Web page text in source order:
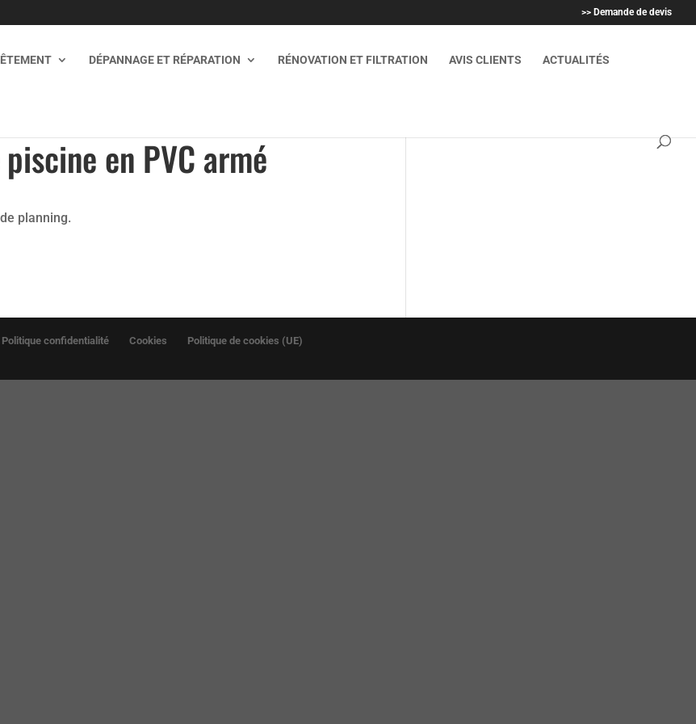
>> Demande de devis
DÉPANNAGE ET RÉPARATION RÉNOVATION ET FILTRATION AVIS CLIENTS ACTUALITÉS
en PVC armé
planning.
confidentialité Cookies Politique de cookies (UE)